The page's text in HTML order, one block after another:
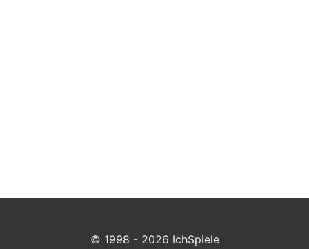
© 1998 - 2026 IchSpiele